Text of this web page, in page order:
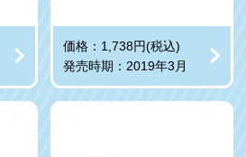
価格：1,738円(税込)
発売時期：2019年3月